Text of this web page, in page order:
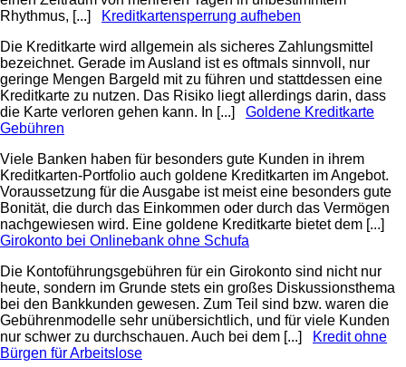
Rhythmus, [...]
Kreditkartensperrung aufheben
Die Kreditkarte wird allgemein als sicheres Zahlungsmittel
bezeichnet. Gerade im Ausland ist es oftmals sinnvoll, nur
geringe Mengen Bargeld mit zu führen und stattdessen eine
Kreditkarte zu nutzen. Das Risiko liegt allerdings darin, dass
die Karte verloren gehen kann. In [...] Goldene Kreditkarte
Gebühren
Viele Banken haben für besonders gute Kunden in ihrem
Kreditkarten-Portfolio auch goldene Kreditkarten im Angebot.
Voraussetzung für die Ausgabe ist meist eine besonders gute
Bonität, die durch das Einkommen oder durch das Vermögen
nachgewiesen wird. Eine goldene Kreditkarte bietet dem [...]
Girokonto bei Onlinebank ohne Schufa
Die Kontoführungsgebühren für ein Girokonto sind nicht nur
heute, sondern im Grunde stets ein großes Diskussionsthema
bei den Bankkunden gewesen. Zum Teil sind bzw. waren die
Gebührenmodelle sehr unübersichtlich, und für viele Kunden
nur schwer zu durchschauen. Auch bei dem [...]
Kredit ohne
Bürgen für Arbeitslose